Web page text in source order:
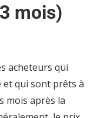
mois)
acheteurs qui
et qui sont prêts à
mois après la